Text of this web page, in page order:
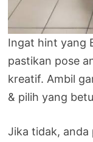
Ingat hint yang
pastikan pose
kreatif. Ambil
& pilih yang
Jika tidak, anda